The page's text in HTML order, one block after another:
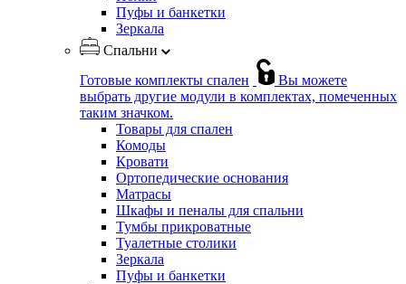
Пуфы и банкетки
Зеркала
Спальни
Готовые комплекты спален
Вы можете
выбрать другие модули в комплектах, помеченных
таким значком.
Товары для спален
Комоды
Кровати
Ортопедические основания
Матрасы
Шкафы и пеналы для спальни
Тумбы прикроватные
Туалетные столики
Зеркала
Пуфы и банкетки